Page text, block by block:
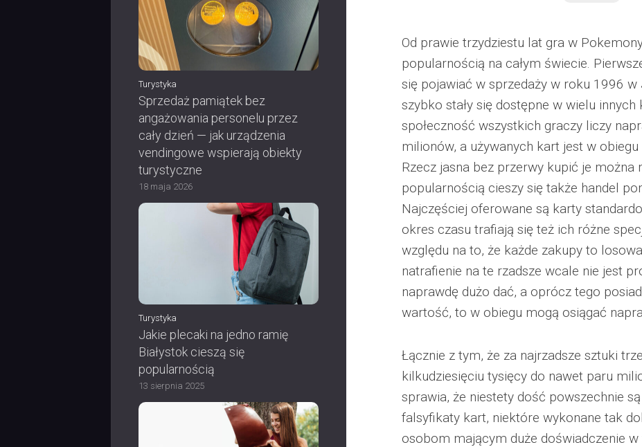
Turystyka
Sprzedaż pamiątek bez
angażowania personelu przez
cały dzień — jak urządzenia
vendingowe wspierają obiekty
turystyczne
18 maja 2026
Turystyka
Jakie plecaki na jedno ramię
Białystok cieszą się
popularnością
13 sierpnia 2025
Od prawie trzydziestu lat gra w
popularnością na całym świecie.
się pojawiać w sprzedaży w roku 1996 w
szybko stały się dostępne w wielu innych
społeczność wszystkich graczy liczy
milionów, a używanych kart jest w
Rzecz jasna bez przerwy kupić je można
popularnością cieszy się także handel
Najczęściej oferowane są karty
okres czasu trafiają się też ich różne
względu na to, że każde zakupy to
natrafienie na te rzadsze wcale nie jest
naprawdę dużo dać, a oprócz tego
wartość, to w obiegu mogą osiągać
Łącznie z tym, że za najrzadsze sztuki
kilkudziesięciu tysięcy do nawet paru
sprawia, że niestety dość powszechnie
falsyfikaty kart, niektóre wykonane tak
osobom mającym duże doświadczenie